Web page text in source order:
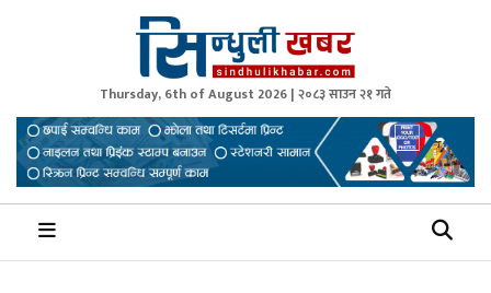
Sindhuli Khabar
News from Sindhuli Nepal
Thursday, 6th of August 2026 | २०८३ साउन २१ गते